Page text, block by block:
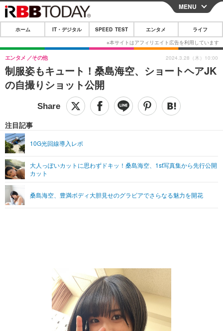
CLOSE
ホーム
IT・デジタル
IT・デジタルTOP スマートフォン
ショッピング その他
SPEED TEST
エンタメTOP 映画・ドラマ
グラビア
ショッピング その他
ライフTOP
その他
リリース一覧
プッシュ通知の停止方法
MENU
ホーム IT・デジタル SPEED TEST エンタメ ライフ
制服姿もキュート！桑島海空、ショートヘアJK
の自撮りショット公開
エンタメ その他
注目記事
10G光回線導入レポ
大人っぽいカットに思わずドキッ！桑島海空、1st写真集から先行公開
カット
桑島海空、豊満ボディ大胆見せのグラビアでさらなる魅力を開花
2024.3.28（木）10:00